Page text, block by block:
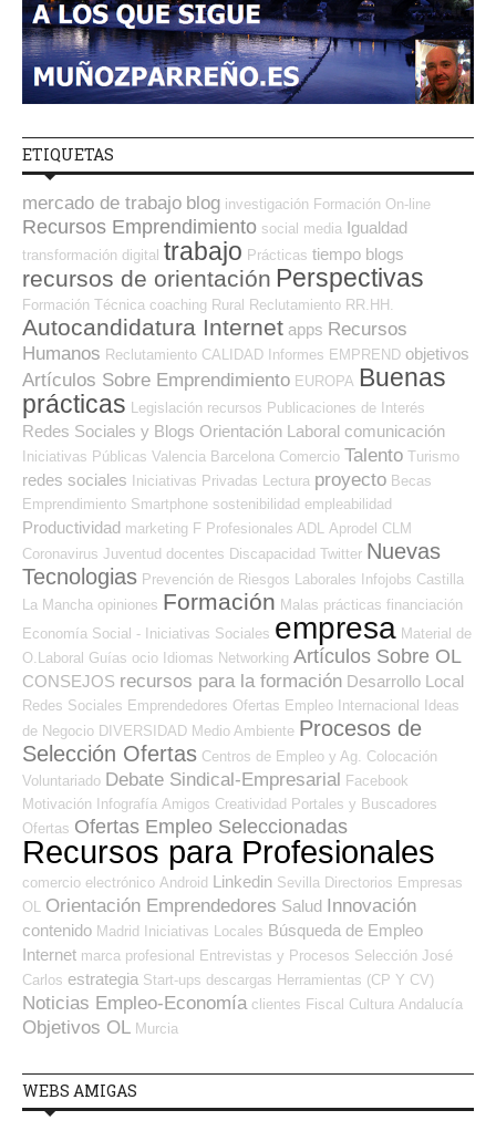
ETIQUETAS
mercado de trabajo blog investigación Formación On-line
Recursos Emprendimiento social media Igualdad
transformación digital trabajo Prácticas tiempo blogs
recursos de orientación Perspectivas
Formación Técnica coaching Rural Reclutamiento RR.HH.
Autocandidatura Internet apps Recursos
Humanos Reclutamiento CALIDAD Informes EMPREND objetivos
Artículos Sobre Emprendimiento EUROPA Buenas
prácticas
Legislación recursos Publicaciones de Interés
Redes Sociales y Blogs Orientación Laboral comunicación
Iniciativas Públicas Valencia Barcelona Comercio Talento Turismo
redes sociales Iniciativas Privadas Lectura proyecto Becas
Emprendimiento Smartphone sostenibilidad empleabilidad
Productividad marketing F Profesionales ADL
Aprodel CLM
Coronavirus Juventud docentes Discapacidad Twitter Nuevas
Tecnologias Prevención de Riesgos Laborales Infojobs Castilla
La Mancha opiniones Formación Malas prácticas financiación
Economía Social - Iniciativas Sociales empresa Material de
O.Laboral Guías ocio Idiomas Networking Artículos Sobre OL
CONSEJOS recursos para la formación Desarrollo Local
Redes Sociales Emprendedores Ofertas Empleo Internacional
Ideas
de Negocio DIVERSIDAD Medio Ambiente Procesos de
Selección Ofertas Centros de Empleo y Ag. Colocación
Voluntariado Debate Sindical-Empresarial Facebook
Motivación
Infografía Amigos Creatividad Portales y Buscadores
Ofertas Ofertas Empleo Seleccionadas
Recursos para Profesionales
comercio electrónico Android Linkedin Sevilla Directorios Empresas
OL
Orientación Emprendedores Salud Innovación
contenido Madrid Iniciativas Locales Búsqueda de Empleo
Internet marca profesional Entrevistas y Procesos Selección José
Carlos estrategia Start-ups descargas Herramientas (CP Y CV)
Noticias Empleo-Economía clientes Fiscal Cultura Andalucía
Objetivos OL Murcia
WEBS AMIGAS